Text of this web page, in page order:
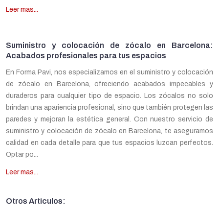
Leer mas...
Suministro y colocación de zócalo en Barcelona:
Acabados profesionales para tus espacios
En Forma Pavi, nos especializamos en el suministro y colocación
de zócalo en Barcelona, ofreciendo acabados impecables y
duraderos para cualquier tipo de espacio. Los zócalos no solo
brindan una apariencia profesional, sino que también protegen las
paredes y mejoran la estética general. Con nuestro servicio de
suministro y colocación de zócalo en Barcelona, te aseguramos
calidad en cada detalle para que tus espacios luzcan perfectos.
Optar po...
Leer mas...
Otros Artículos: